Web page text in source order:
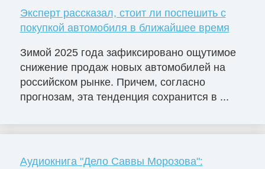
Эксперт рассказал, стоит ли поспешить с
покупкой автомобиля в ближайшее время
Зимой 2025 года зафиксировано ощутимое
снижение продаж новых автомобилей на
российском рынке. Причем, согласно
прогнозам, эта тенденция сохранится в ...
Аудиокнига "Дело Саввы Морозова":